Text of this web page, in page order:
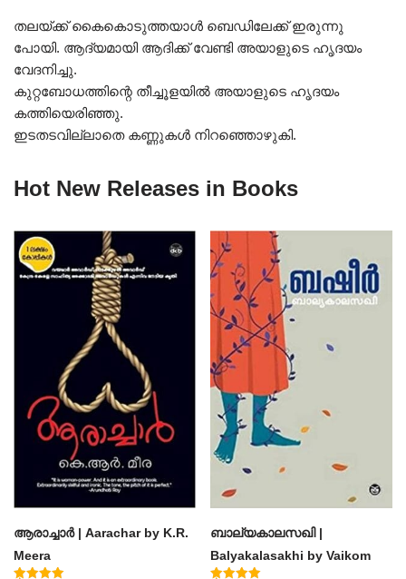
തലയ്ക്ക് കൈകൊടുത്തയാൾ ബെഡിലേക്ക് ഇരുന്നു
പോയി. ആദ്യമായി ആദിക്ക് വേണ്ടി അയാളുടെ ഹൃദയം
വേദനിച്ചു.
കുറ്റബോധത്തിന്റെ തീച്ചൂളയിൽ അയാളുടെ ഹൃദയം
കത്തിയെരിഞ്ഞു.
ഇടതടവില്ലാതെ കണ്ണുകൾ നിറഞ്ഞൊഴുകി.
Hot New Releases in Books
ആരാച്ചാര്‍ | Aarachar by K.R.
Meera
ബാല്യകാലസഖി |
Balyakalasakhi by Vaikom